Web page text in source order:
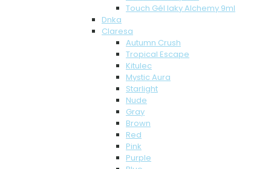
Touch Gél laky Alchemy 9ml
Dnka
Claresa
Autumn Crush
Tropical Escape
Kitulec
Mystic Aura
Starlight
Nude
Gray
Brown
Red
Pink
Purple